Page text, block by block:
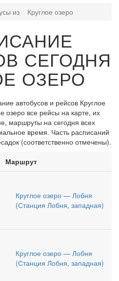
из Круглое озеро
СЕГОДНЯ
ОЗЕРО
автобусов и рейсов Круглое
озеро все рейсы на карте, их
маршруты на сегодня всех
время. Часть расписаний
(соответственно отмечены).
Маршрут
Круглое озеро — Лобня
(Станция Лобня, западная)
Круглое озеро — Лобня
(Станция Лобня, западная)